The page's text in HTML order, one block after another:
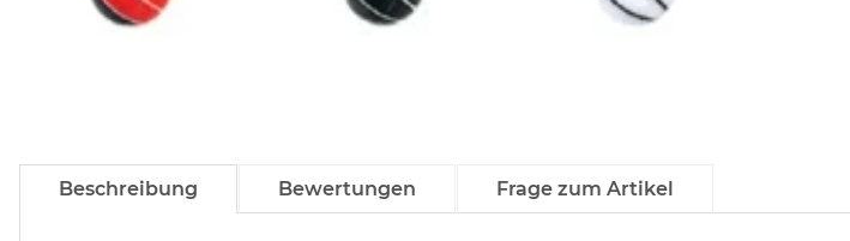
Beschreibung Bewertungen Frage zum Artikel